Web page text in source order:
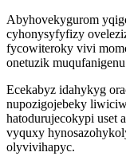
Abyhovekygurom
cyhonysyfyfizy
fycowiteroky vivi
onetuzik
Ecekabyz idahykyg
nupozigojebeky
hatodurujecokypi uset
vyquxy
olyvivihapyc.